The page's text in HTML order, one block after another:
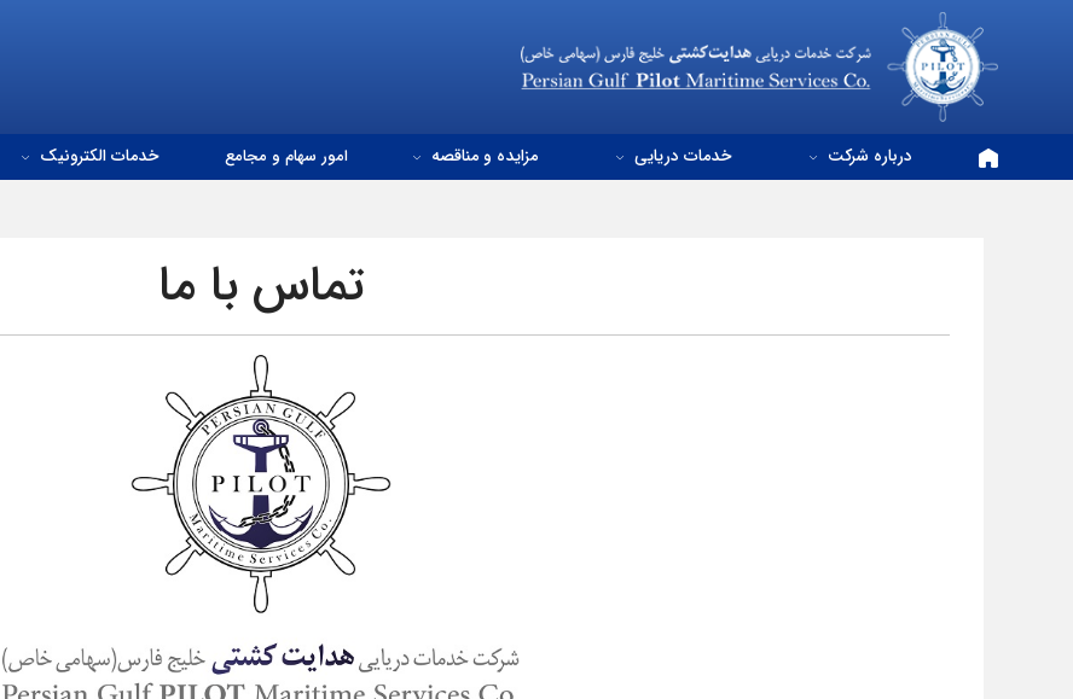
درباره شرکت خدمات دریایی مزایده و مناقصه امور سهام و مجامع خدمات الکترونیک
تماس با ما